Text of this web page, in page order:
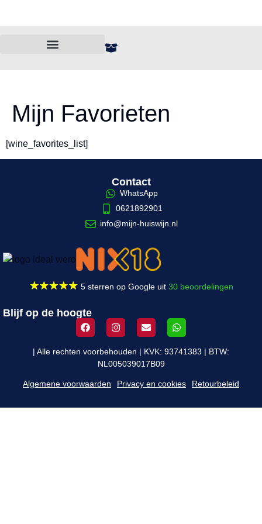
🍾 Alles onder de €10,-
Mijn Favorieten
[wine_favorites_list]
Contact
WhatsApp
0621892901
info@mijn-huiswijn.nl
5 sterren op Google uit 30 beoordelingen
Blijf op de hoogte
Algemene voorwaarden Privacy en cookies Retourbeleid
| Alle rechten voorbehouden | KVK: 93741383 | BTW:
NL005039017B09